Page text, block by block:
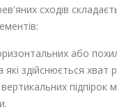
сходів
або
які здійснюється хват
підпірок